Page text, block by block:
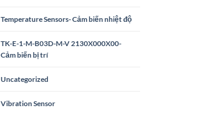
Temperature Sensors- Cảm biến nhiệt độ
TK-E-1-M-B03D-M-V 2130X000X00-
Cảm biến bị trí
Uncategorized
Vibration Sensor